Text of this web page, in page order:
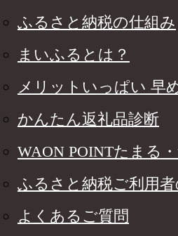
ふるさと納税の仕組み
まいふるとは？
メリットいっぱい 早
かんたん返礼品診断
WAON POINTたまる
ふるさと納税ご利用
よくあるご質問